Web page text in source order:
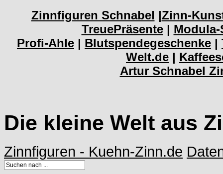
Zinnfiguren Schnabel |Zinn-
TreuePräsente|
Profi-Ahle | Blutspendegeschenke |
Welt.de |
Artur Schnabel
Die kleine Welt aus
Zinnfiguren - Kuehn-Zinn.de